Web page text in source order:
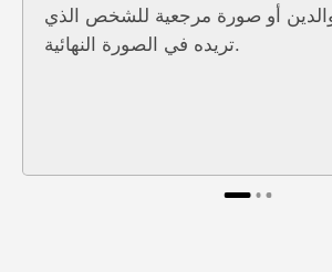
أو صورة مرجعية للشخص الذي
تريده في الصورة النهائية.